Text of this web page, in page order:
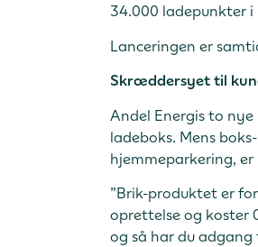
34.000 ladepunkter i
Lanceringen er
Skræddersyet til
Andel Energis to
ladeboks. Mens
hjemmeparkering,
”Brik-produktet er
oprettelse og koster
og så har du